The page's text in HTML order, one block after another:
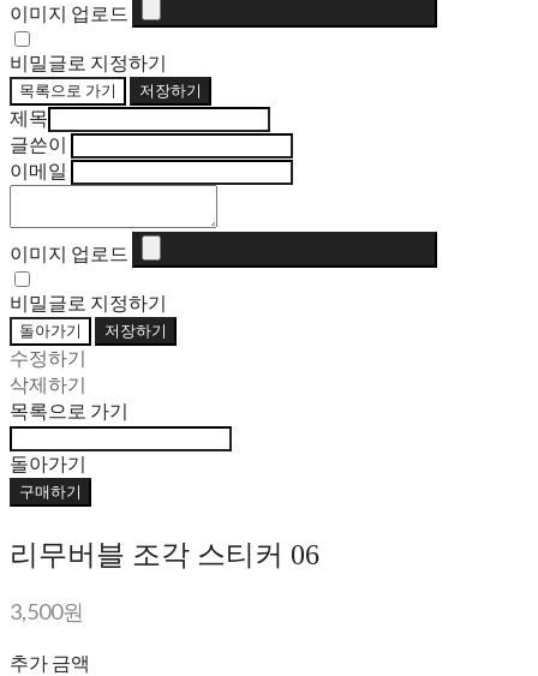
이미지 업로드
비밀글로 지정하기
목록으로 가기 저장하기
제목
글쓴이
이메일
이미지 업로드
비밀글로 지정하기
돌아가기 저장하기
수정하기
삭제하기
목록으로 가기
돌아가기
구매하기
리무버블 조각 스티커 06
3,500원
추가 금액